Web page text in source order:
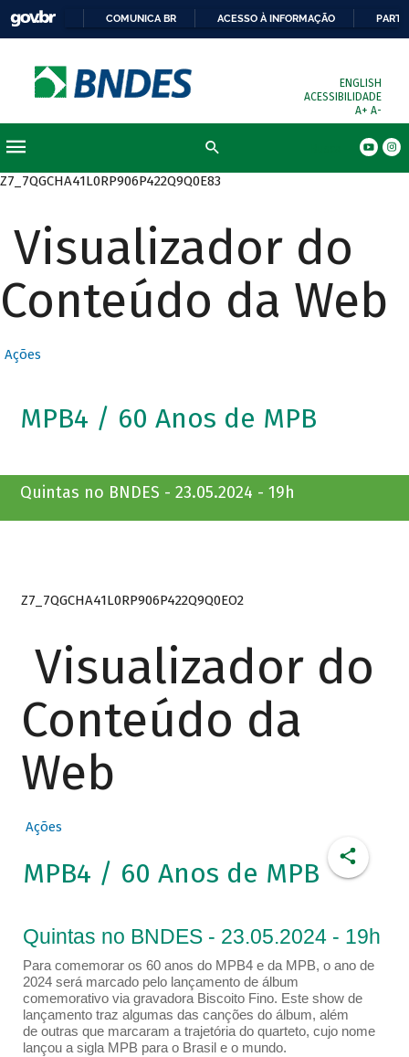
COMUNICA BR ACESSO À INFORMAÇÃO
ENGLISH
ACESSIBILIDADE
A+ A-
Z7_7QGCHA41L0RP906P422Q9Q0E83
Visualizador do
Conteúdo da Web
Ações
MPB4 / 60 Anos de MPB
Quintas no BNDES - 23.05.2024 - 19h
Z7_7QGCHA41L0RP906P422Q9Q0EO2
Visualizador do
Conteúdo da
Web
Ações
MPB4 / 60 Anos de MPB
Quintas no BNDES - 23.05.2024 - 19h
Para comemorar os 60 anos do MPB4 e da MPB, o ano de
2024 será marcado pelo lançamento de álbum
comemorativo via gravadora Biscoito Fino. Este show de
lançamento traz algumas das canções do álbum, além
de outras que marcaram a trajetória do quarteto, cujo nome
lançou a sigla MPB para o Brasil e o mundo.